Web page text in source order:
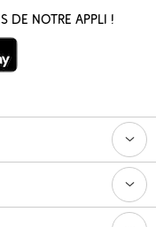
de notre appli !